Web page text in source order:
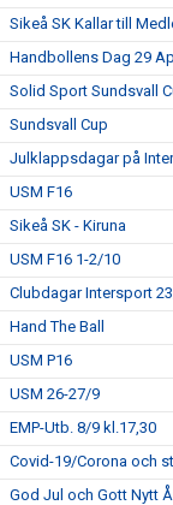
Sikeå SK Kallar till
Handbollens Dag 29
Solid Sport Sundsvall
Sundsvall Cup
Julklappsdagar på
USM F16
Sikeå SK - Kiruna
USM F16 1-2/10
Clubdagar Intersport
Hand The Ball
USM P16
USM 26-27/9
EMP-Utb. 8/9 kl.17,30
Covid-19/Corona och
God Jul och Gott Nytt